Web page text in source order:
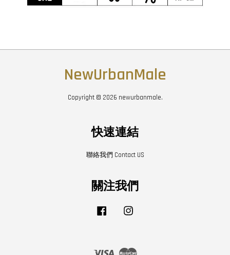
NewUrbanMale
Copyright © 2026 newurbanmale.
快速連結
聯絡我們 Contact US
關注我們
Facebook
Visa Master